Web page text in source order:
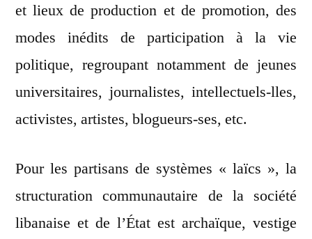
et lieux de production et de promotion, des
modes inédits de participation à la vie
politique, regroupant notamment de jeunes
universitaires, journalistes, intellectuels-lles,
activistes, artistes, blogueurs-ses, etc.
Pour les partisans de systèmes « laïcs », la
structuration communautaire de la société
libanaise et de l’État est archaïque, vestige